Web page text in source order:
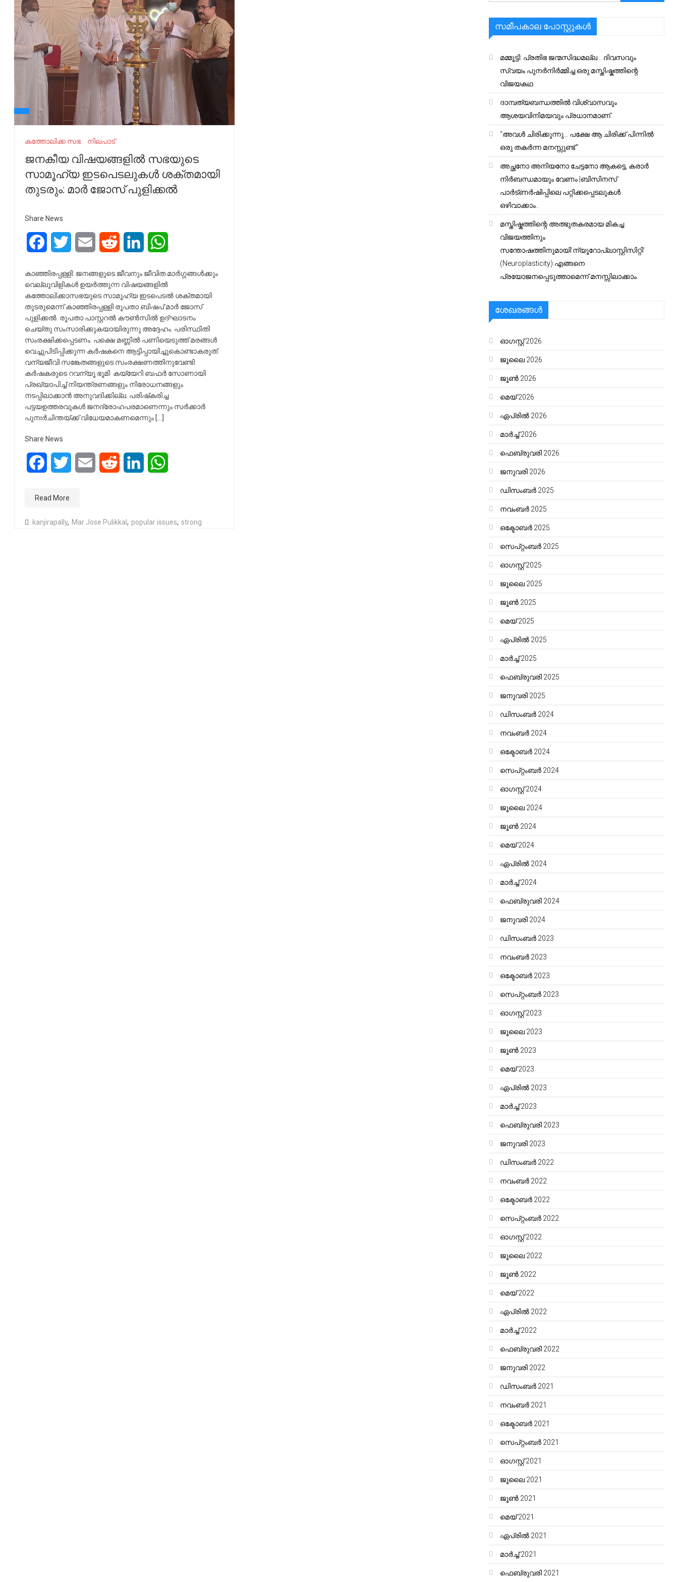
കത്തോലിക്ക സഭ നിലപാട്
ജനകീയ വിഷയങ്ങളില്‍ സഭയുടെ
സാമൂഹ്യ ഇടപെടലുകള്‍ ശക്തമായി
തുടരും: മാര്‍ ജോസ് പുളിക്കല്‍
Share News
FacebookTwitter Email Reddit LinkedIn
കാഞ്ഞിരപ്പള്ളി: ജനങ്ങളുടെ ജീവനും ജീവിത മാര്‍ഗ്ഗങ്ങള്‍ക്കും
വെല്ലുവിളികള്‍ ഉയര്‍ത്തുന്ന വിഷയങ്ങളില്‍
കത്തോലിക്കാസഭയുടെ സാമൂഹ്യ ഇടപെടല്‍ ശക്തമായി
തുടരുമെന്ന് കാഞ്ഞിരപ്പള്ളി രൂപതാ ബിഷപ് മാര്‍ ജോസ്
പുളിക്കല്‍. രൂപതാ പാസ്റ്ററല്‍ കൗണ്‍സില്‍ ഉദ്ഘാടനം
ചെയ്തു സംസാരിക്കുകയായിരുന്നു അദ്ദേഹം. പരിസ്ഥിതി
സംരക്ഷിക്കപ്പെടണം. പക്ഷെ മണ്ണില്‍ പണിയെടുത്ത് മരങ്ങള്‍
വെച്ചുപിടിപ്പിക്കുന്ന കര്‍ഷകനെ ആട്ടിപ്പായിച്ചുകൊണ്ടാകരുത്.
വന്യജീവി സങ്കേതങ്ങളുടെ സംരക്ഷണത്തിനുവേണ്ടി
കര്‍ഷകരുടെ റവന്യൂ ഭൂമി കയ്യേറി ബഫര്‍ സോണായി
പ്രഖ്യാപിച്ച് നിയന്ത്രണങ്ങളും നിരോധനങ്ങളും
നടപ്പിലാക്കാന്‍ അനുവദിക്കില്ല. പരിഷ്‌കരിച്ച
പട്ടയഉത്തരവുകള്‍ ജനദ്രോഹപരമാണെന്നും സര്‍ക്കാര്‍
പുനഃര്‍ചിന്തയ്ക്ക് വിധേയമാകണമെന്നും […]
Share News
FacebookTwitter Email Reddit LinkedIn
Read More
kanjirapally, Mar Jose Pulikkal , popular issues, strong
സമീപകാല പോസ്റ്റുകൾ
മമ്മൂട്ടി: പ്രതിഭ ജന്മസിദ്ധമല്ല… ദിവസവും
സ്വയം പുനർനിർമ്മിച്ച ഒരു മസ്തിഷ്കത്തിന്റെ
വിജയകഥ
ദാമ്പത്യബന്ധത്തിൽ വിശ്വാസവും
ആശയവിനിമയവും പ്രധാനമാണ്.
“അവൾ ചിരിക്കുന്നു… പക്ഷേ ആ ചിരിക്ക് പിന്നിൽ
ഒരു തകർന്ന മനസ്സുണ്ട്.”
അച്ഛനോ അനിയനോ ചേട്ടനോ ആകട്ടെ, കരാർ
നിർബന്ധമായും വേണം |ബിസിനസ്
പാർട്ണർഷിപ്പിലെ പറ്റിക്കപ്പെടലുകൾ
ഒഴിവാക്കാം..
മസ്തിഷ്കത്തിന്റെ അത്ഭുതകരമായ മികച്ച
വിജയത്തിനും
സന്തോഷത്തിനുമായി’ന്യൂറോപ്ലാസ്റ്റിസിറ്റി’
(Neuroplasticity):എങ്ങനെ
പ്രയോജനപ്പെടുത്താമെന്ന് മനസ്സിലാക്കാം.
ശേഖരങ്ങൾ
ഓഗസ്റ്റ്‌ 2026
ജൂലൈ 2026
ജൂൺ 2026
മെയ്‌ 2026
ഏപ്രിൽ 2026
മാർച്ച്‌ 2026
ഫെബ്രുവരി 2026
ജനുവരി 2026
ഡിസംബർ 2025
നവംബർ 2025
ഒക്ടോബർ 2025
സെപ്റ്റംബർ 2025
ഓഗസ്റ്റ്‌ 2025
ജൂലൈ 2025
ജൂൺ 2025
മെയ്‌ 2025
ഏപ്രിൽ 2025
മാർച്ച്‌ 2025
ഫെബ്രുവരി 2025
ജനുവരി 2025
ഡിസംബർ 2024
നവംബർ 2024
ഒക്ടോബർ 2024
സെപ്റ്റംബർ 2024
ഓഗസ്റ്റ്‌ 2024
ജൂലൈ 2024
ജൂൺ 2024
മെയ്‌ 2024
ഏപ്രിൽ 2024
മാർച്ച്‌ 2024
ഫെബ്രുവരി 2024
ജനുവരി 2024
ഡിസംബർ 2023
നവംബർ 2023
ഒക്ടോബർ 2023
സെപ്റ്റംബർ 2023
ഓഗസ്റ്റ്‌ 2023
ജൂലൈ 2023
ജൂൺ 2023
മെയ്‌ 2023
ഏപ്രിൽ 2023
മാർച്ച്‌ 2023
ഫെബ്രുവരി 2023
ജനുവരി 2023
ഡിസംബർ 2022
നവംബർ 2022
ഒക്ടോബർ 2022
സെപ്റ്റംബർ 2022
ഓഗസ്റ്റ്‌ 2022
ജൂലൈ 2022
ജൂൺ 2022
മെയ്‌ 2022
ഏപ്രിൽ 2022
മാർച്ച്‌ 2022
ഫെബ്രുവരി 2022
ജനുവരി 2022
ഡിസംബർ 2021
നവംബർ 2021
ഒക്ടോബർ 2021
സെപ്റ്റംബർ 2021
ഓഗസ്റ്റ്‌ 2021
ജൂലൈ 2021
ജൂൺ 2021
മെയ്‌ 2021
ഏപ്രിൽ 2021
മാർച്ച്‌ 2021
ഫെബ്രുവരി 2021